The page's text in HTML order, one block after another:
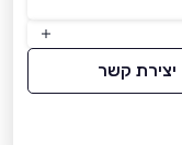
יצירת קשר